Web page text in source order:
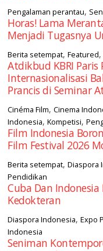
Pengalaman perantau,
Horas! Lama
Menjadi Tugasnya
Berita setempat,Featured
Atdikbud KBRI
Internasionalisasi
Prancis di Seminar
Cinéma Film,Cinema
Indonesia,Kompetisi,
Film Indonesia
Film Festival 2026
Berita setempat,Diaspora
Pendidikan
Cuba Dan
Kedokteran
Diaspora Indonesia,Expo
Indonesia
Seniman